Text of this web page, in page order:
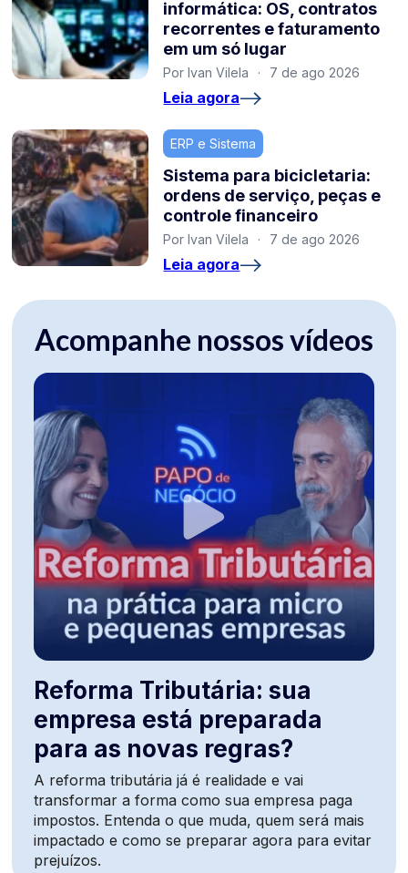
informática: OS, contratos
recorrentes e faturamento
em um só lugar
Por Ivan Vilela · 7 de ago 2026
Leia agora
ERP e Sistema
Sistema para bicicletaria:
ordens de serviço, peças e
controle financeiro
Por Ivan Vilela · 7 de ago 2026
Leia agora
Acompanhe nossos vídeos
Reforma Tributária: sua
empresa está preparada
para as novas regras?
A reforma tributária já é realidade e vai
transformar a forma como sua empresa paga
impostos. Entenda o que muda, quem será mais
impactado e como se preparar agora para evitar
prejuízos.